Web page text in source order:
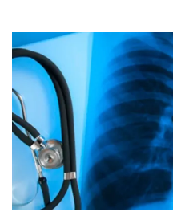
Skip to main content